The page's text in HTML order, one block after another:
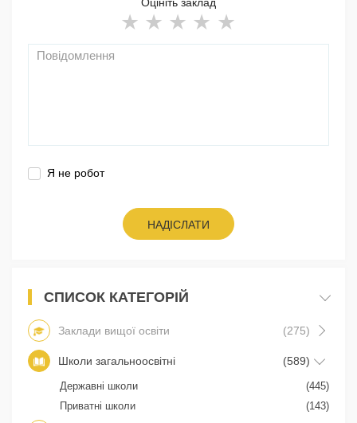
Оцініть заклад
Я не робот
НАДІСЛАТИ
СПИСОК КАТЕГОРІЙ
Заклади вищої освіти (275)
Школи загальноосвітні (589)
Державні школи
(445)
Приватні школи
(143)